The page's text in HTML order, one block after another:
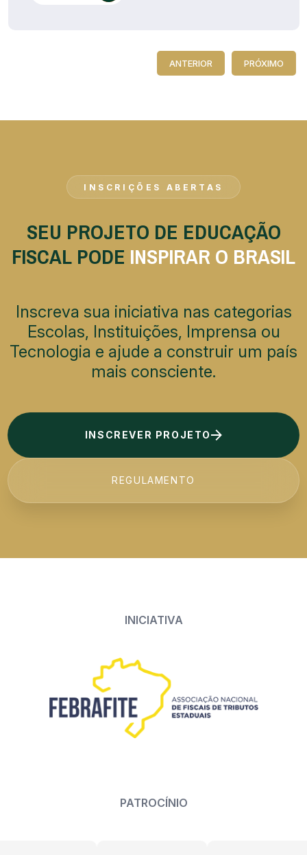
ANTERIOR PRÓXIMO
INSCRIÇÕES ABERTAS
SEU PROJETO DE EDUCAÇÃO
FISCAL PODE INSPIRAR O BRASIL
Inscreva sua iniciativa nas categorias
Escolas, Instituições, Imprensa ou
Tecnologia e ajude a construir um país
mais consciente.
INSCREVER PROJETO
REGULAMENTO
INICIATIVA
PATROCÍNIO